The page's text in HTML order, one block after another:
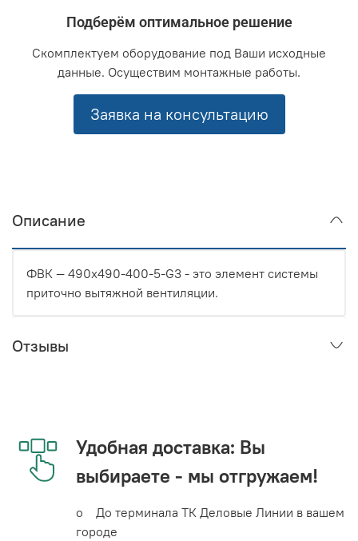
Подберём оптимальное решение
Скомплектуем оборудование под Ваши исходные
данные. Осуществим монтажные работы.
Заявка на консультацию
Описание
ФВК — 490x490-400-5-G3 - это элемент системы
приточно вытяжной вентиляции.
Отзывы
Удобная доставка: Вы
выбираете - мы отгружаем!
o До терминала ТК Деловые Линии в вашем
городе